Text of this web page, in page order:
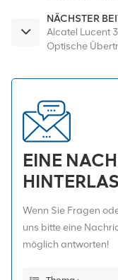
NÄCHSTER
Alcatel Lucent
Optische
EINE
Wenn Sie Fragen
uns bitte eine
möglich antworten!